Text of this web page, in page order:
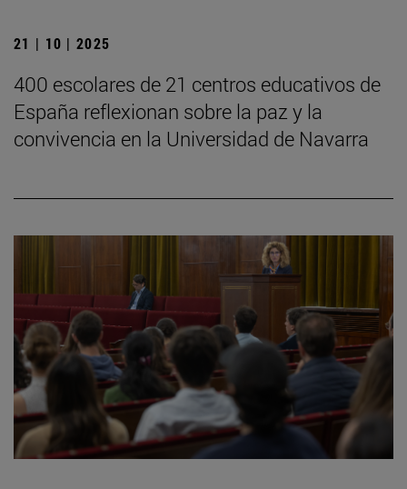
21 | 10 | 2025
400 escolares de 21 centros educativos de
España reflexionan sobre la paz y la
convivencia en la Universidad de Navarra